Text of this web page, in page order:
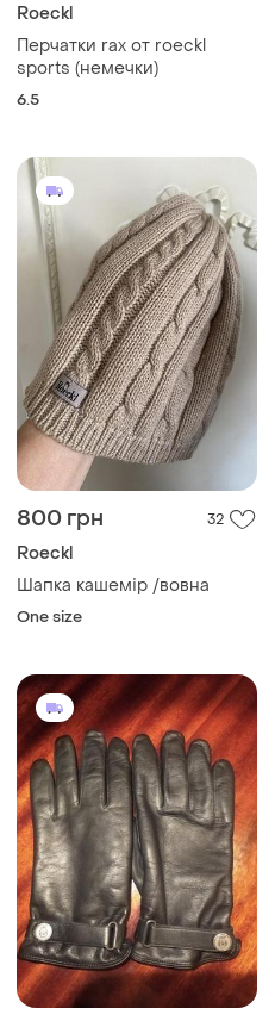
Roeckl
Перчатки rax от roeckl
sports (немечки)
6.5
800 грн 32
Roeckl
Шапка кашемір /вовна
One size